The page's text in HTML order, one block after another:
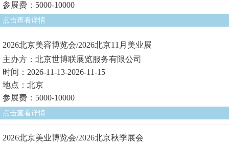
参展费：5000-10000
点击查看详情
2026北京美容博览会/2026北京11月美业展
主办方：北京世博联展览服务有限公司
时间：2026-11-13-2026-11-15
地点：北京
参展费：5000-10000
点击查看详情
2026北京美业博览会/2026北京秋季展会